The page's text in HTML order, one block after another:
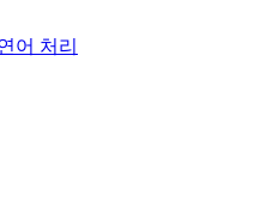
어 처리